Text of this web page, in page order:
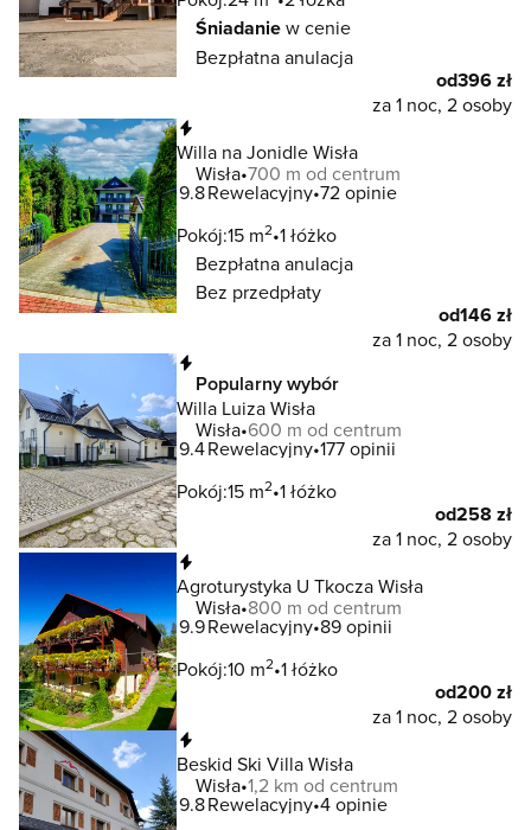
Śniadaniew cenie
Bezpłatna anulacja
od396 zł
za 1 noc, 2 osoby
Willa na Jonidle Wisła
Wisła 700 m od centrum
9.8Rewelacyjny 72 opinie
Pokój:15 m2 1 łóżko
Bezpłatna anulacja
Bez przedpłaty
od146 zł
za 1 noc, 2 osoby
Popularny wybór
Willa Luiza Wisła
Wisła 600 m od centrum
9.4Rewelacyjny 177 opinii
Pokój:15 m2 1 łóżko
od258 zł
za 1 noc, 2 osoby
Agroturystyka U Tkocza Wisła
Wisła 800 m od centrum
9.9Rewelacyjny 89 opinii
Pokój:10 m2 1 łóżko
od200 zł
za 1 noc, 2 osoby
Beskid Ski Villa Wisła
Wisła 1,2 km od centrum
9.8Rewelacyjny 4 opinie